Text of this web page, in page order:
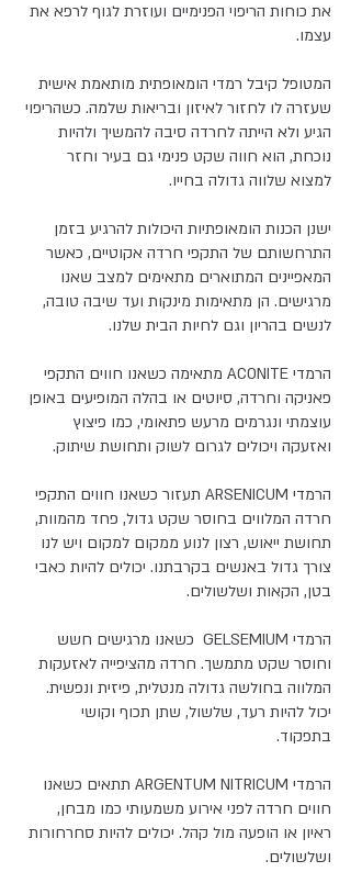
את כוחות הריפוי הפנימיים ועוזרת לגוף לרפא את
עצמו.
המטופל קיבל רמדי הומאופתית מותאמת אישית
שעזרה לו לחזור לאיזון ובריאות שלמה. כשהריפוי
הגיע ולא הייתה לחרדה סיבה להמשיך ולהיות
נוכחת, הוא חווה שקט פנימי גם בעיר וחזר
למצוא שלווה גדולה בחייו.
ישנן הכנות הומאופתיות היכולות להרגיע בזמן
התרחשותם של התקפי חרדה אקוטיים, כאשר
המאפיינים המתוארים מתאימים למצב שאנו
מרגישים. הן מתאימות מינקות ועד שיבה טובה,
לנשים בהריון וגם לחיות הבית שלנו.
הרמדי ACONITE מתאימה כשאנו חווים התקפי
פאניקה וחרדה, סיוטים או בהלה המופיעים באופן
עוצמתי ונגרמים מרעש פתאומי, כמו פיצוץ
ואזעקה ויכולים לגרום לשוק ותחושת שיתוק.
הרמדי ARSENICUM תעזור כשאנו חווים התקפי
חרדה המלווים בחוסר שקט גדול, פחד מהמוות,
תחושת ייאוש, רצון לנוע ממקום למקום ויש לנו
צורך גדול באנשים בקרבתנו. יכולים להיות כאבי
בטן, הקאות ושלשולים.
הרמדי GELSEMIUM  כשאנו מרגישים חשש
וחוסר שקט מתמשך. חרדה מהציפייה לאזעקות
המלווה בחולשה גדולה מנטלית, פיזית ונפשית.
יכול להיות רעד, שלשול, שתן תכוף וקושי
בתפקוד.
הרמדי ARGENTUM NITRICUM תתאים כשאנו
חווים חרדה לפני אירוע משמעותי כמו מבחן,
ראיון או הופעה מול קהל. יכולים להיות סחרחורות
ושלשולים.